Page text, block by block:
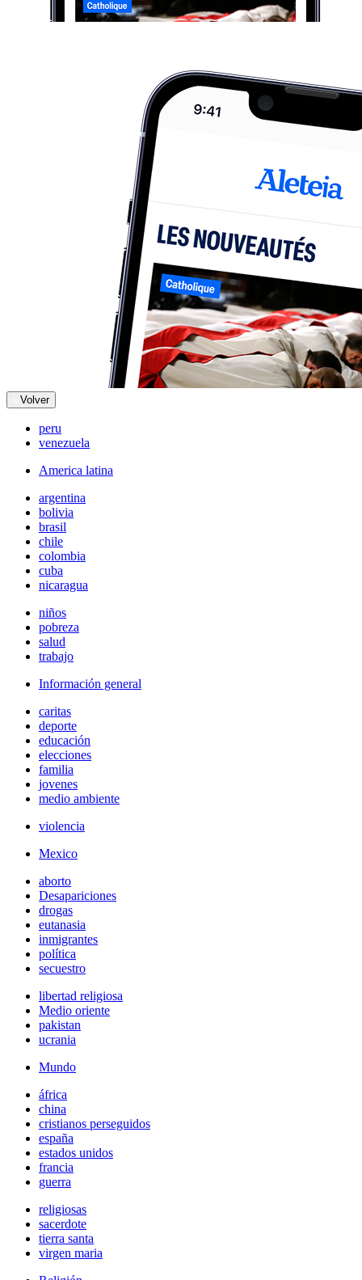
Volver
peru
venezuela
America latina
argentina
bolivia
brasil
chile
colombia
cuba
nicaragua
niños
pobreza
salud
trabajo
Información general
caritas
deporte
educación
elecciones
familia
jovenes
medio ambiente
violencia
Mexico
aborto
Desapariciones
drogas
eutanasia
inmigrantes
política
secuestro
libertad religiosa
Medio oriente
pakistan
ucrania
Mundo
áfrica
china
cristianos perseguidos
españa
estados unidos
francia
guerra
religiosas
sacerdote
tierra santa
virgen maria